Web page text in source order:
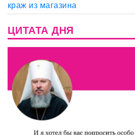
краж из магазина
ЦИТАТА ДНЯ